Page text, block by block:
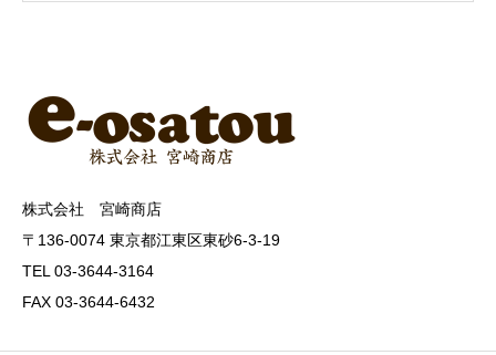
株式会社 宮崎商店
〒136-0074 東京都江東区東砂6-3-19
TEL 03-3644-3164
FAX 03-3644-6432